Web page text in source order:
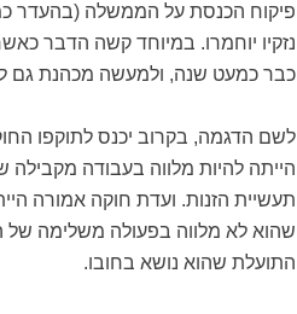
פיקוח הכנסת על הממשלה (בהעדר
נזקיו יוחמרו. במיוחד קשה הדבר
כבר כמעט שנה, ולמעשה מכהנת גם
לשם הדגמה, בקרוב יכנס לתוקפו
הייתה להיות מלווה בעבודה מקבילה
תעשיית הזנות. ועדת חוקה אמורה
שהוא לא מלווה בפעולה משלימה
התועלת שהוא נושא בחובו.